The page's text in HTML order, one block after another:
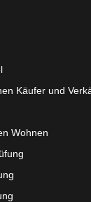
Käufer und
Wohnen